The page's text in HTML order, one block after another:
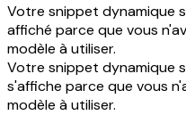
Votre snippet dynamique
affiché parce que vous
modèle à utiliser.
Votre snippet dynamique
s'affiche parce que vous
modèle à utiliser.